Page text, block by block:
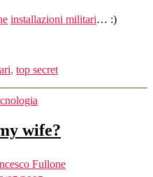
installazioni militari… :)
, top secret
wife?
Fullone